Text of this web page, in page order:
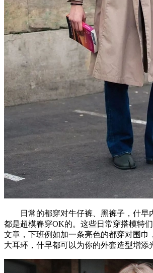
日常的都穿对牛仔裤、黑裤子，什早
都是超模春穿OK的。这些日常穿搭模特
文章，下班例如加一条亮色的都穿对围巾
大耳环，什早都可以为你的外套造型增添